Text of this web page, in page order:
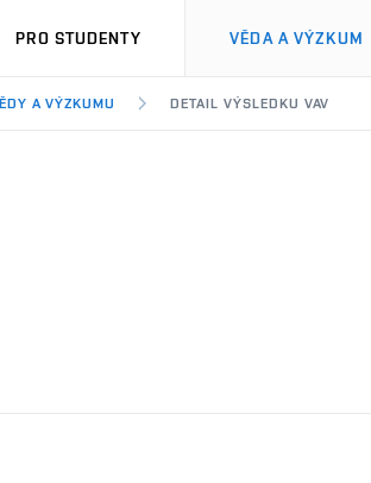
PRO STUDENTY VĚDA A VÝZKUM
A VÝZKUMU DETAIL VÝSLEDKU VAV